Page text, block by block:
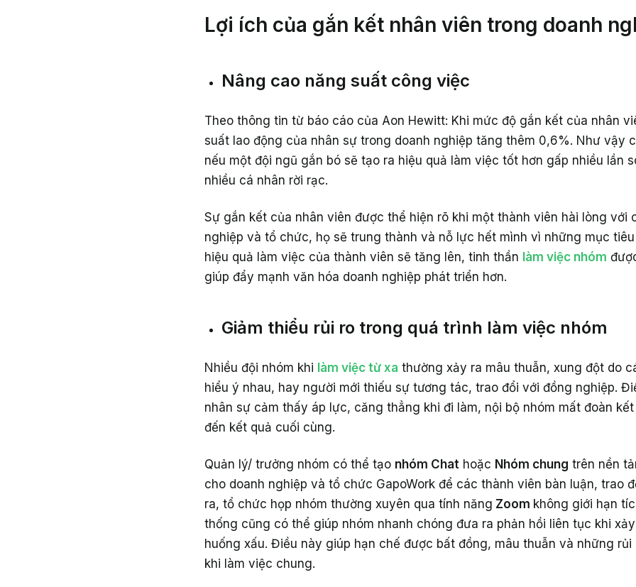
Lợi ích của gắn kết nhân viên trong doanh
Nâng cao năng suất công việc
Theo thông tin từ báo cáo của Aon Hewitt: Khi mức độ gắn kết của nhân
suất lao động của nhân sự trong doanh nghiệp tăng thêm 0,6%. Như vậy
nếu một đội ngũ gắn bó sẽ tạo ra hiệu quả làm việc tốt hơn gấp nhiều lần
nhiều cá nhân rời rạc.
Sự gắn kết của nhân viên được thể hiện rõ khi một thành viên hài lòng với
nghiệp và tổ chức, họ sẽ trung thành và nỗ lực hết mình vì những mục
hiệu quả làm việc của thành viên sẽ tăng lên, tinh thần làm việc nhóm
giúp đẩy mạnh văn hóa doanh nghiệp phát triển hơn.
Giảm thiểu rủi ro trong quá trình làm việc nhóm
Nhiều đội nhóm khi làm việc từ xa thường xảy ra mâu thuẫn, xung đột do
hiểu ý nhau, hay người mới thiếu sự tương tác, trao đổi với đồng nghiệp.
nhân sự cảm thấy áp lực, căng thẳng khi đi làm, nội bộ nhóm mất đoàn
đến kết quả cuối cùng.
Quản lý/ trưởng nhóm có thể tạo nhóm Chat hoặc Nhóm chung trên nền
cho doanh nghiệp và tổ chức GapoWork để các thành viên bàn luận, trao
ra, tổ chức họp nhóm thường xuyên qua tính năng Zoom không giới hạn
thống cũng có thể giúp nhóm nhanh chóng đưa ra phản hồi liên tục khi
huống xấu. Điều này giúp hạn chế được bất đồng, mâu thuẫn và những
khi làm việc chung.